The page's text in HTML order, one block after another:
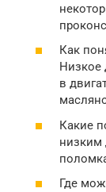
Как
Низкое
в
Какие
низким
Где